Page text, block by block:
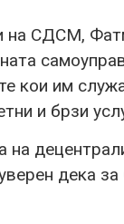
на СДСМ,
кои им
и брзи
на
дека